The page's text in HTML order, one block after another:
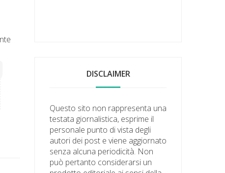
DISCLAIMER
Questo sito non rappresenta una
testata giornalistica, esprime il
personale punto di vista degli
autori dei post e viene aggiornato
senza alcuna periodicità. Non
può pertanto considerarsi un